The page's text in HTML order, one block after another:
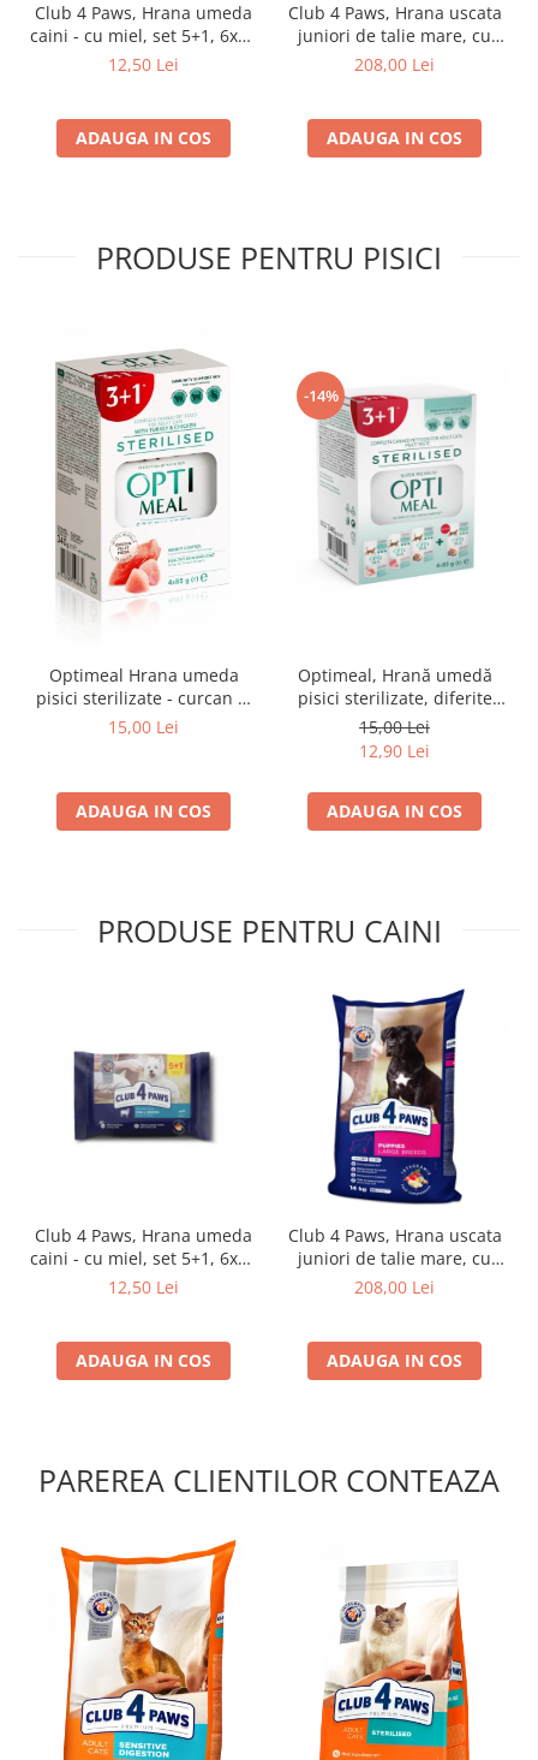
Club 4 Paws, Hrana umeda
caini - cu miel, set 5+1, 6x80
g
12,50 Lei
ADAUGA IN COS
Club 4 Paws, Hrana uscata
juniori de talie mare, cu
pui, 14kg
208,00 Lei
ADAUGA IN COS
PRODUSE PENTRU PISICI
Optimeal Hrana umeda
pisici sterilizate - curcan si
pui in sos, set 3+1,
15,00 Lei
ADAUGA IN COS
-14%
Optimeal, Hrană umedă
pisici sterilizate, diferite
arome, (3+1), 0.34kg
15,00 Lei
12,90 Lei
ADAUGA IN COS
PRODUSE PENTRU CAINI
Club 4 Paws, Hrana umeda
caini - cu miel, set 5+1, 6x80
g
12,50 Lei
ADAUGA IN COS
Club 4 Paws, Hrana uscata
juniori de talie mare, cu
pui, 14kg
208,00 Lei
ADAUGA IN COS
PAREREA CLIENTILOR CONTEAZA